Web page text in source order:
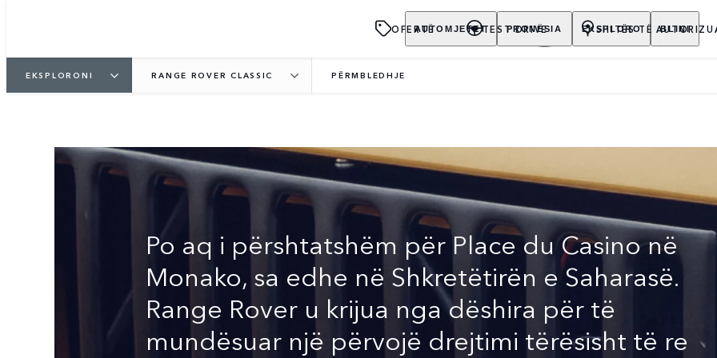
AUTOMJETET PRONËSIA EKSPLORO BLINI
OFERTË TEST DRIVE SHITËS TË
EKSPLORONI RANGE ROVER CLASSIC PËRMBLEDHJE
SUV LUKSOZE ORIGJINALE
Po aq i përshtatshëm për Place du Casino në
Monako, sa edhe në Shkretëtirën e Saharasë.
Range Rover u krijua nga dëshira për të
mundësuar një përvojë drejtimi tërësisht të re